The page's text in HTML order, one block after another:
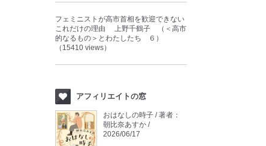
フェミニストが高市首相を歓迎できない
これだけの理由 上野千鶴子 （＜高市
的なるもの＞とわたしたち ６）
（15410 views）
アフィリエイトの窓
おはなしの時子 / 著者：
朝比奈あすか /
2026/06/17